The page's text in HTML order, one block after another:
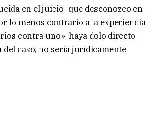
en el juicio -que desconozco en
lo menos contrario a la experiencia
contra uno», haya dolo directo
caso, no sería jurídicamente